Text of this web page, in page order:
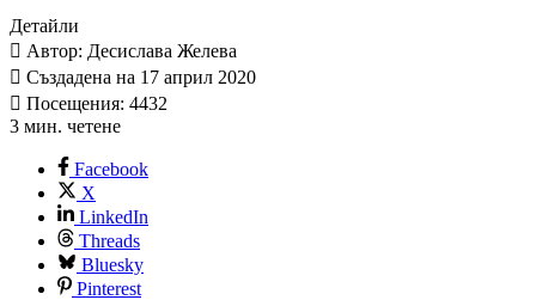
Детайли
Автор: Десислава Желева
Създадена на 17 април 2020
Посещения: 4432
3 мин. четене
Facebook
X
LinkedIn
Threads
Bluesky
Pinterest